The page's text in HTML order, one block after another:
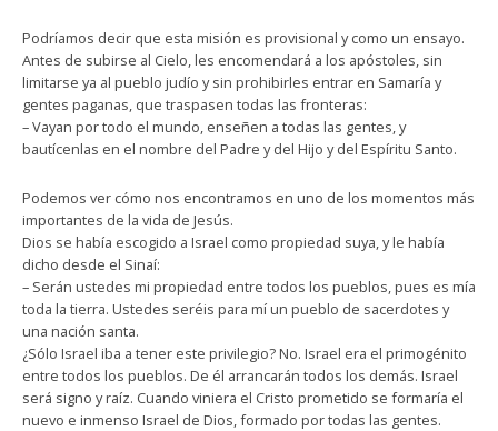
Podríamos decir que esta misión es provisional y como un ensayo.
Antes de subirse al Cielo, les encomendará a los apóstoles, sin
limitarse ya al pueblo judío y sin prohibirles entrar en Samaría y
gentes paganas, que traspasen todas las fronteras:
– Vayan por todo el mundo, enseñen a todas las gentes, y
bautícenlas en el nombre del Padre y del Hijo y del Espíritu Santo.
Podemos ver cómo nos encontramos en uno de los momentos más
importantes de la vida de Jesús.
Dios se había escogido a Israel como propiedad suya, y le había
dicho desde el Sinaí:
– Serán ustedes mi propiedad entre todos los pueblos, pues es mía
toda la tierra. Ustedes seréis para mí un pueblo de sacerdotes y
una nación santa.
¿Sólo Israel iba a tener este privilegio? No. Israel era el primogénito
entre todos los pueblos. De él arrancarán todos los demás. Israel
será signo y raíz. Cuando viniera el Cristo prometido se formaría el
nuevo e inmenso Israel de Dios, formado por todas las gentes.